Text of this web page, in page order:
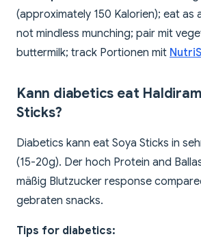
(approximately 150 Kalorien); eat as
not mindless munching; pair mit
buttermilk; track Portionen mit
Kann diabetics eat
Sticks?
Diabetics kann eat Soya Sticks in
(15-20g). Der hoch Protein and
mäßig Blutzucker response
gebraten snacks.
Tips for diabetics: